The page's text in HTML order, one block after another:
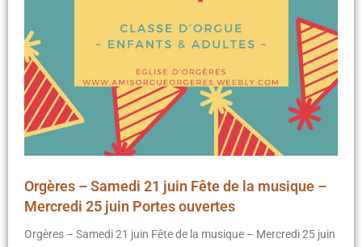
Orgères – Samedi 21 juin Fête de la musique –
Mercredi 25 juin Portes ouvertes
Orgères – Samedi 21 juin Fête de la musique – Mercredi 25 juin